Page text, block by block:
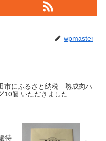
wpmaster
市にふるさと納税 熟成肉ハ
10個 いただきました
待